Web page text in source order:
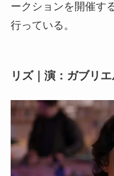
ークションを開催す
行っている。
リズ｜演：ガブリ